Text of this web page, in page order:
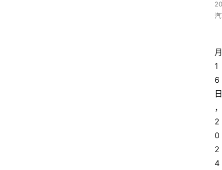
月
1
6
日
，
2
0
2
4